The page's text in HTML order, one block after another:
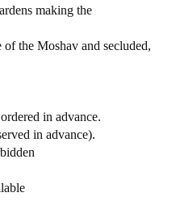
making the
the Moshav and secluded,
in advance.
in advance).